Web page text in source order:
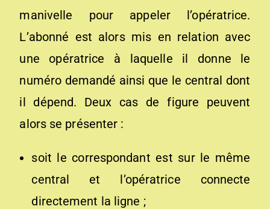
manivelle pour appeler l’opératrice.
L’abonné est alors mis en relation avec
une opératrice à laquelle il donne le
numéro demandé ainsi que le central dont
il dépend. Deux cas de figure peuvent
alors se présenter :
soit le correspondant est sur le même
central et l’opératrice connecte
directement la ligne ;